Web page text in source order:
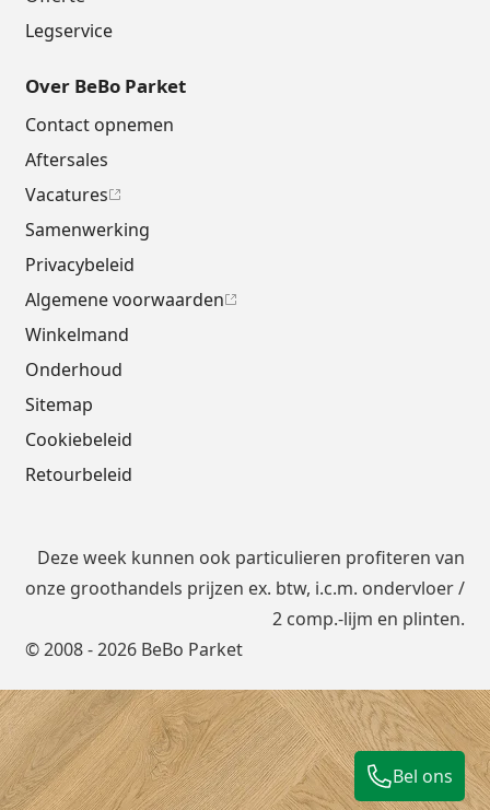
Legservice
Over BeBo Parket
Contact opnemen
Aftersales
Vacatures
Samenwerking
Privacybeleid
Algemene voorwaarden
Winkelmand
Onderhoud
Sitemap
Cookiebeleid
Retourbeleid
© 2008 - 2026 BeBo Parket
Deze week kunnen ook particulieren profiteren van
onze groothandels prijzen ex. btw, i.c.m. ondervloer/
2 comp.-lijm en plinten.
Bel ons